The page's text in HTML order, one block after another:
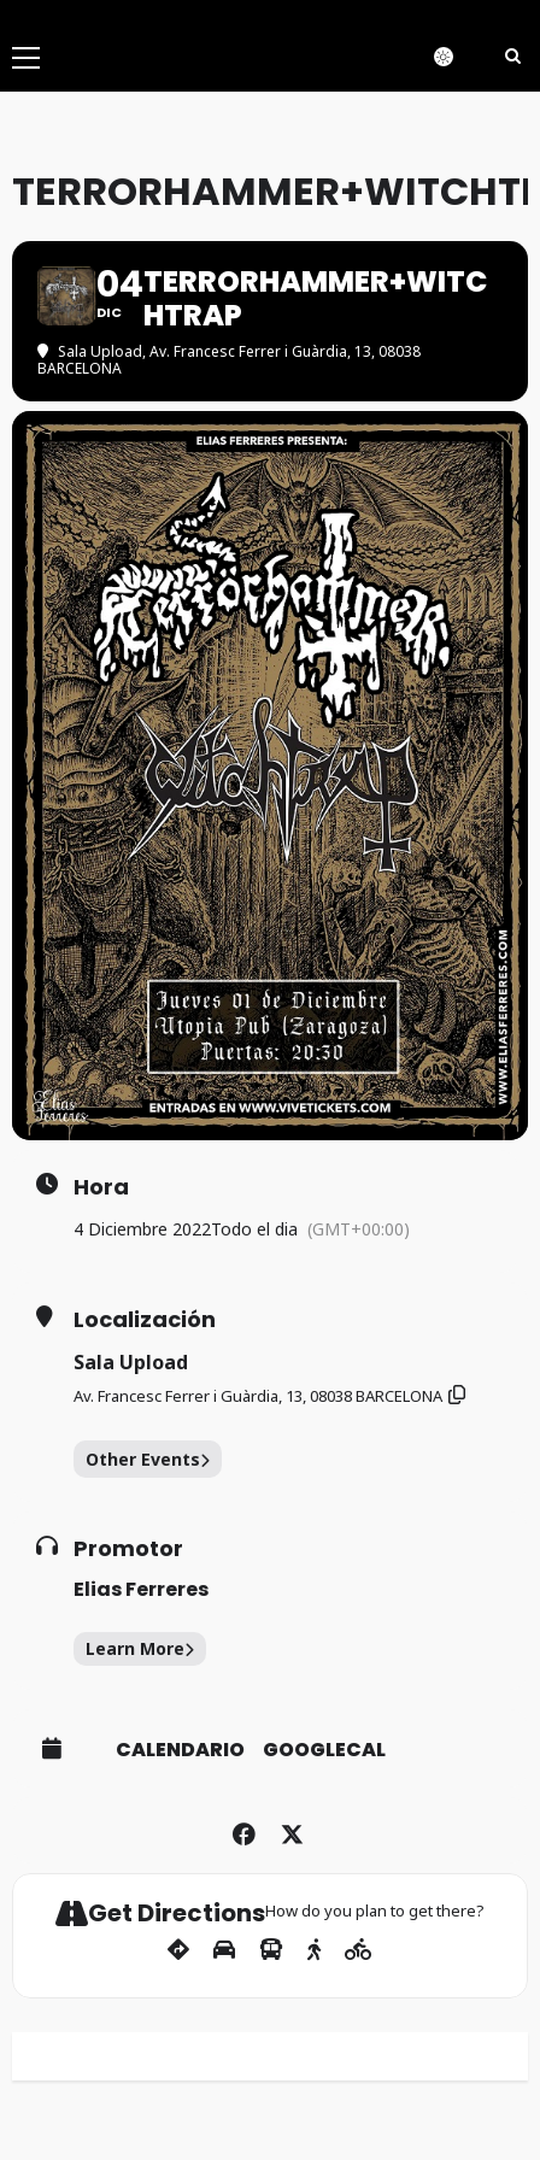
Menú
principal
04
DIC
TERRORHAMMER+WITC
HTRAP
Sala Upload, Av. Francesc Ferrer i Guàrdia, 13, 08038
BARCELONA
Hora
4 Diciembre 2022Todo el dia (GMT+00:00)
Localización
Sala Upload
Av. Francesc Ferrer i Guàrdia, 13, 08038 BARCELONA
Other Events
Promotor
Elias Ferreres
Learn More
CALENDARIO GOOGLECAL
Get DirectionsHow do you plan to get there?